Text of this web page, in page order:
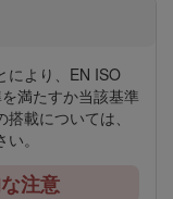
により、EN ISO
満たすか当該基準
載については、
。
注意